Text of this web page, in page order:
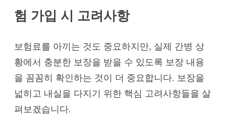
험 가입 시 고려사항
보험료를 아끼는 것도 중요하지만, 실제 간병 상
황에서 충분한 보장을 받을 수 있도록 보장 내용
을 꼼꼼히 확인하는 것이 더 중요합니다. 보장을
넓히고 내실을 다지기 위한 핵심 고려사항들을 살
펴보겠습니다.